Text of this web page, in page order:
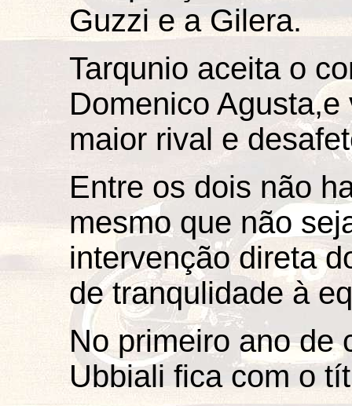
Guzzi e a Gilera.
Tarqunio aceita o
Domenico
maior rival e
Entre os dois não
mesmo que não
intervenção direta
de tranqulidade à
No primeiro ano de
Ubbiali fica com o